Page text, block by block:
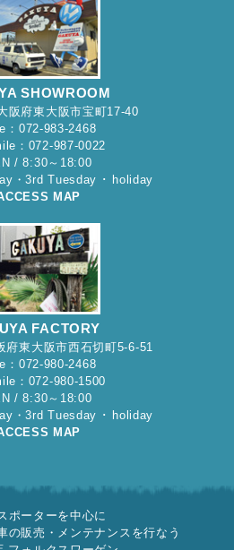
SHOWROOM
阪府東大阪市宝町17-40
：072-983-2468
：072-987-0022
/ 8:30～18:00
・3rd Tuesday ･ holiday
MAP
FACTORY
府東大阪市西石切町5-6-51
：072-980-2468
：072-980-1500
/ 8:30～18:00
・3rd Tuesday ･ holiday
MAP
ポーターを中心に
の販売・メンテナンスを行なう